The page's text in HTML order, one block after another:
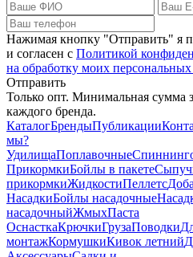
Нажимая кнопку "Отправить" я
и согласен с Политикой
на обработку моих
Отправить
Только опт. Минимальная сумма
каждого бренда.
КаталогБрендыПубликации
мы?
УдилищаПоплавочные
ПрикормкиБойлы в пакете
прикормкиЖидкостиПеллетс
НасадкиБойлы насадочные
насадочныйЖмыхПаста
ОснасткаКрючкиГрузаПоводки
монтажКормушкиКивок летний